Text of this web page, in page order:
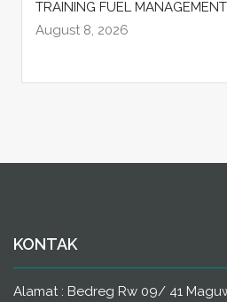
TRAINING FUEL MANAGEMENT
August 8, 2026
KONTAK
Alamat : Bedreg Rw 09/ 41